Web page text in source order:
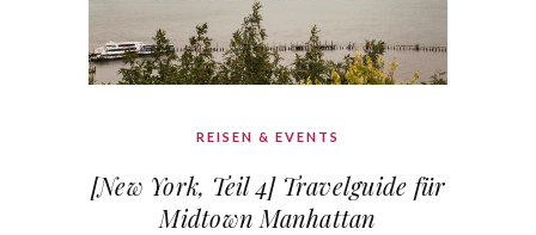
REISEN & EVENTS
[New York, Teil 4] Travelguide für
Midtown Manhattan